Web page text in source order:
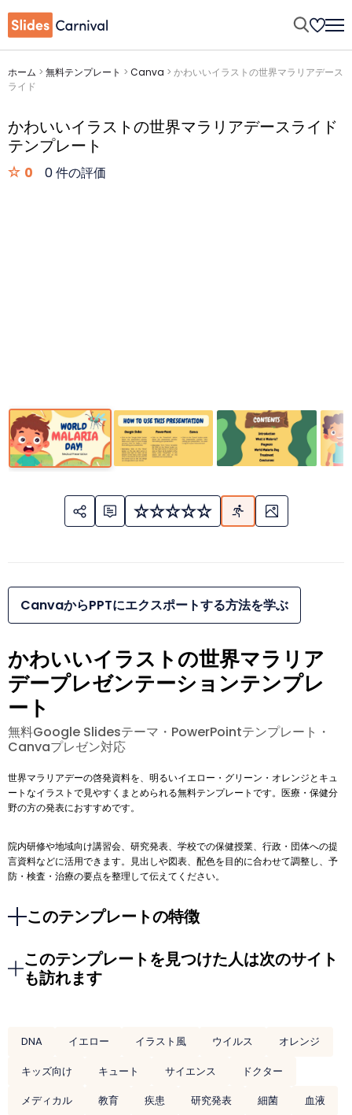
ホーム > 無料テンプレート > Canva > かわいいイラストの世界マラリアデース
ライド
かわいいイラストの世界マラリアデースライド
テンプレート
0 0 件の評価
CanvaからPPTにエクスポートする方法を学ぶ
かわいいイラストの世界マラリア
デープレゼンテーションテンプレ
ート
無料Google Slidesテーマ・PowerPointテンプレート・
Canvaプレゼン対応
世界マラリアデーの啓発資料を、明るいイエロー・グリーン・オレンジとキュ
ートなイラストで見やすくまとめられる無料テンプレートです。医療・保健分
野の方の発表におすすめです。
院内研修や地域向け講習会、研究発表、学校での保健授業、行政・団体への提
言資料などに活用できます。見出しや図表、配色を目的に合わせて調整し、予
防・検査・治療の要点を整理して伝えてください。
このテンプレートの特徴
このテンプレートを見つけた人は次のサイト
も訪れます
DNA イエロー イラスト風 ウイルス
オレンジ
キッズ向け
キュート サイエンス
ドクター
メディカル
教育 疾患 研究発表 細菌 血液